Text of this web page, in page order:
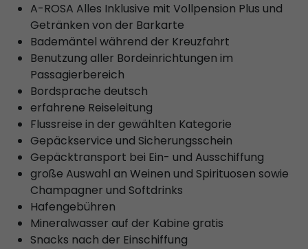
A-ROSA Alles Inklusive mit Vollpension Plus und
Getränken von der Barkarte
Bademäntel während der Kreuzfahrt
Benutzung aller Bordeinrichtungen im
Passagierbereich
Bordsprache deutsch
erfahrene Reiseleitung
Flussreise in der gewählten Kategorie
Gepäckservice und Sicherungsschein
Gepäcktransport bei Ein- und Ausschiffung
große Auswahl an Weinen und Spirituosen sowie
Champagner und Softdrinks
Hafengebühren
Mineralwasser auf der Kabine gratis
Snacks nach der Einschiffung